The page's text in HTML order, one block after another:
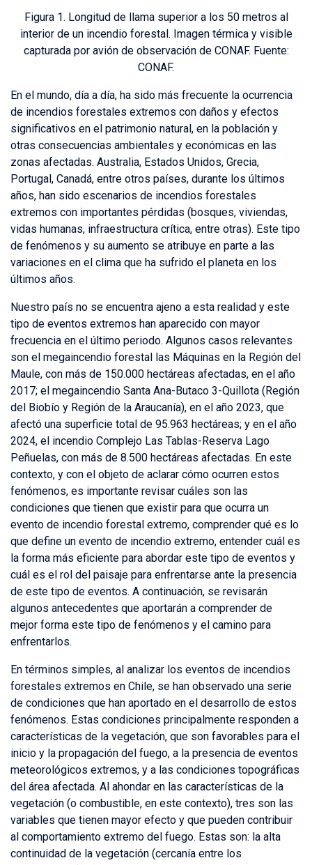
Figura 1. Longitud de llama superior a los 50 metros al
interior de un incendio forestal. Imagen térmica y visible
capturada por avión de observación de CONAF. Fuente:
CONAF.
En el mundo, día a día, ha sido más frecuente la ocurrencia
de incendios forestales extremos con daños y efectos
significativos en el patrimonio natural, en la población y
otras consecuencias ambientales y económicas en las
zonas afectadas. Australia, Estados Unidos, Grecia,
Portugal, Canadá, entre otros países, durante los últimos
años, han sido escenarios de incendios forestales
extremos con importantes pérdidas (bosques, viviendas,
vidas humanas, infraestructura crítica, entre otras). Este tipo
de fenómenos y su aumento se atribuye en parte a las
variaciones en el clima que ha sufrido el planeta en los
últimos años.
Nuestro país no se encuentra ajeno a esta realidad y este
tipo de eventos extremos han aparecido con mayor
frecuencia en el último periodo. Algunos casos relevantes
son el megaincendio forestal las Máquinas en la Región del
Maule, con más de 150.000 hectáreas afectadas, en el año
2017; el megaincendio Santa Ana-Butaco 3-Quillota (Región
del Biobío y Región de la Araucanía), en el año 2023, que
afectó una superficie total de 95.963 hectáreas; y en el año
2024, el incendio Complejo Las Tablas-Reserva Lago
Peñuelas, con más de 8.500 hectáreas afectadas. En este
contexto, y con el objeto de aclarar cómo ocurren estos
fenómenos, es importante revisar cuáles son las
condiciones que tienen que existir para que ocurra un
evento de incendio forestal extremo, comprender qué es lo
que define un evento de incendio extremo, entender cuál es
la forma más eficiente para abordar este tipo de eventos y
cuál es el rol del paisaje para enfrentarse ante la presencia
de este tipo de eventos. A continuación, se revisarán
algunos antecedentes que aportarán a comprender de
mejor forma este tipo de fenómenos y el camino para
enfrentarlos.
En términos simples, al analizar los eventos de incendios
forestales extremos en Chile, se han observado una serie
de condiciones que han aportado en el desarrollo de estos
fenómenos. Estas condiciones principalmente responden a
características de la vegetación, que son favorables para el
inicio y la propagación del fuego, a la presencia de eventos
meteorológicos extremos, y a las condiciones topográficas
del área afectada. Al ahondar en las características de la
vegetación (o combustible, en este contexto), tres son las
variables que tienen mayor efecto y que pueden contribuir
al comportamiento extremo del fuego. Estas son: la alta
continuidad de la vegetación (cercanía entre los